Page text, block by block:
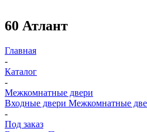
60 Атлант
Главная
-
Каталог
-
Межкомнатные двери
Входные двери Межкомнатные
-
Под заказ